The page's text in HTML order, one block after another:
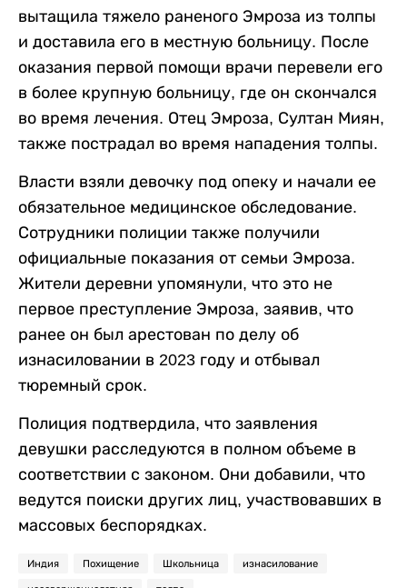
вытащила тяжело раненого Эмроза из толпы
и доставила его в местную больницу. После
оказания первой помощи врачи перевели его
в более крупную больницу, где он скончался
во время лечения. Отец Эмроза, Султан Миян,
также пострадал во время нападения толпы.
Власти взяли девочку под опеку и начали ее
обязательное медицинское обследование.
Сотрудники полиции также получили
официальные показания от семьи Эмроза.
Жители деревни упомянули, что это не
первое преступление Эмроза, заявив, что
ранее он был арестован по делу об
изнасиловании в 2023 году и отбывал
тюремный срок.
Полиция подтвердила, что заявления
девушки расследуются в полном объеме в
соответствии с законом. Они добавили, что
ведутся поиски других лиц, участвовавших в
массовых беспорядках.
Индия Похищение Школьница изнасилование